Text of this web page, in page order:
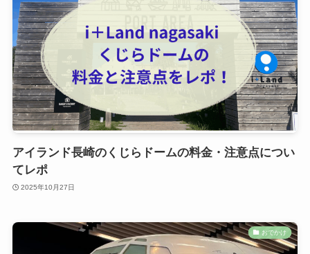
アイランド長崎のくじらドームの料金・注意点につい
てレポ
2025年10月27日
おでかけ